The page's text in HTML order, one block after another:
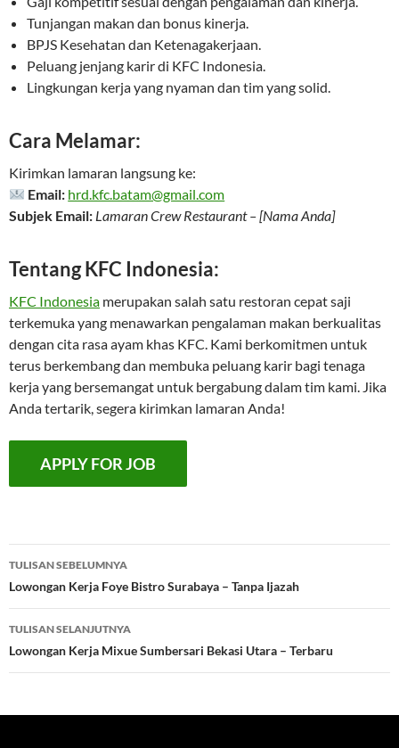
Tunjangan makan dan bonus kinerja.
BPJS Kesehatan dan Ketenagakerjaan.
Peluang jenjang karir di KFC Indonesia.
Lingkungan kerja yang nyaman dan tim yang solid.
Cara Melamar:
Kirimkan lamaran langsung ke:
Email: hrd.kfc.batam@gmail.com
Subjek Email: Lamaran Crew Restaurant – [Nama Anda]
Tentang KFC Indonesia:
KFC Indonesia merupakan salah satu restoran cepat saji
terkemuka yang menawarkan pengalaman makan berkualitas
dengan cita rasa ayam khas KFC. Kami berkomitmen untuk
terus berkembang dan membuka peluang karir bagi tenaga
kerja yang bersemangat untuk bergabung dalam tim kami. Jika
Anda tertarik, segera kirimkan lamaran Anda!
Navigasi
Tulisan
TULISAN SEBELUMNYA
Lowongan Kerja Foye Bistro Surabaya – Tanpa Ijazah
TULISAN SELANJUTNYA
Lowongan Kerja Mixue Sumbersari Bekasi Utara – Terbaru